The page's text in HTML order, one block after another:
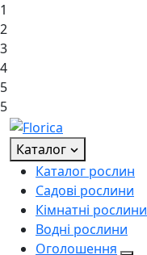
1
2
3
4
5
5
Каталог
Каталог рослин
Садові рослини
Кімнатні рослини
Водні рослини
Оголошення